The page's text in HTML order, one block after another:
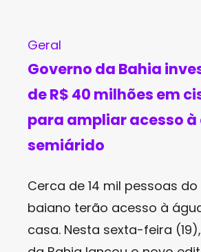
Geral
Governo da Bahia
de R$ 40 milhões em
para ampliar acesso à
semiárido
Cerca de 14 mil pessoas
baiano terão acesso à
casa. Nesta sexta-feira